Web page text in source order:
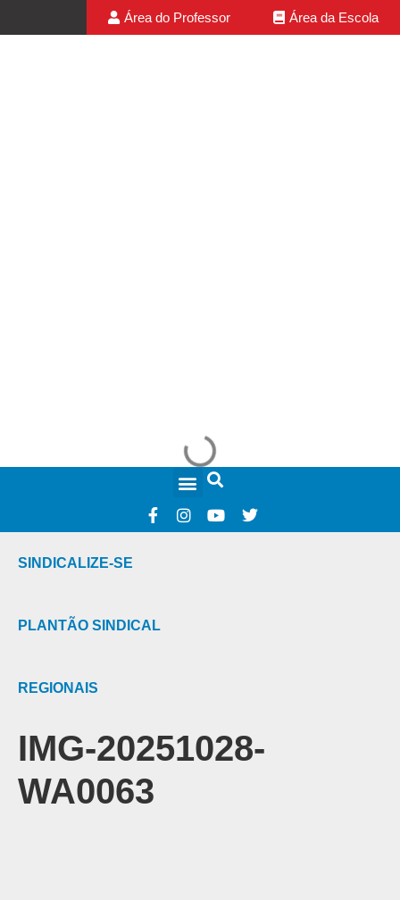
Área do Professor Área da Escola
SINDICALIZE-SE
PLANTÃO SINDICAL
REGIONAIS
IMG-20251028-
WA0063